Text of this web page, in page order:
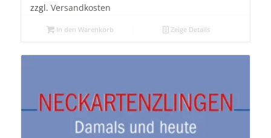
zzgl. Versandkosten
In den Warenkorb Zeige Details